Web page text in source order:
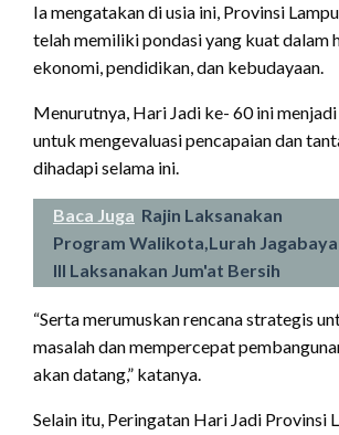
Ia mengatakan di usia ini, Provinsi
telah memiliki pondasi yang kuat dalam
ekonomi, pendidikan, dan kebudayaan.
Menurutnya, Hari Jadi ke- 60 ini
untuk mengevaluasi pencapaian dan
dihadapi selama ini.
Baca Juga Rajin Laksanakan
Program Walikota,Lurah Jagabaya
III Laksanakan Jum'at Bersih
“Serta merumuskan rencana strategis
masalah dan mempercepat
akan datang,” katanya.
Selain itu, Peringatan Hari Jadi Provinsi